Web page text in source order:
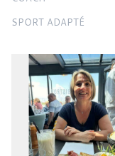
SPORT ADAPTÉ